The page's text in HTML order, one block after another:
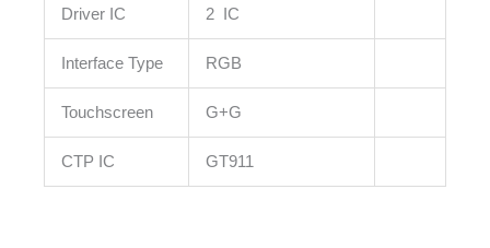
Driver IC 2 IC
Interface Type RGB
Touchscreen G+G
CTP IC GT911